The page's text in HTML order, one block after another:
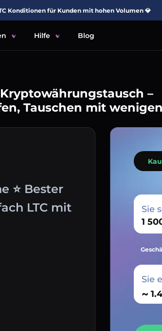
Konditionen für Kunden mit hohen Volumen 💎
Hilfe Blog
Kryptowährungstausch –
Tauschen mit
⭐ Bester
LTC mit
Sie
Sie
~